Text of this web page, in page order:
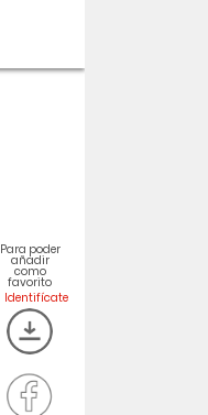
Para poder
añadir
como
favorito